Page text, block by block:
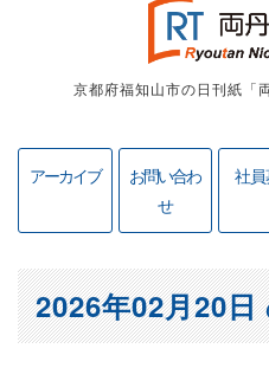
京都府福知山市の日刊紙「
アーカイブ
お問い合わ
せ
社
2026年02月20日